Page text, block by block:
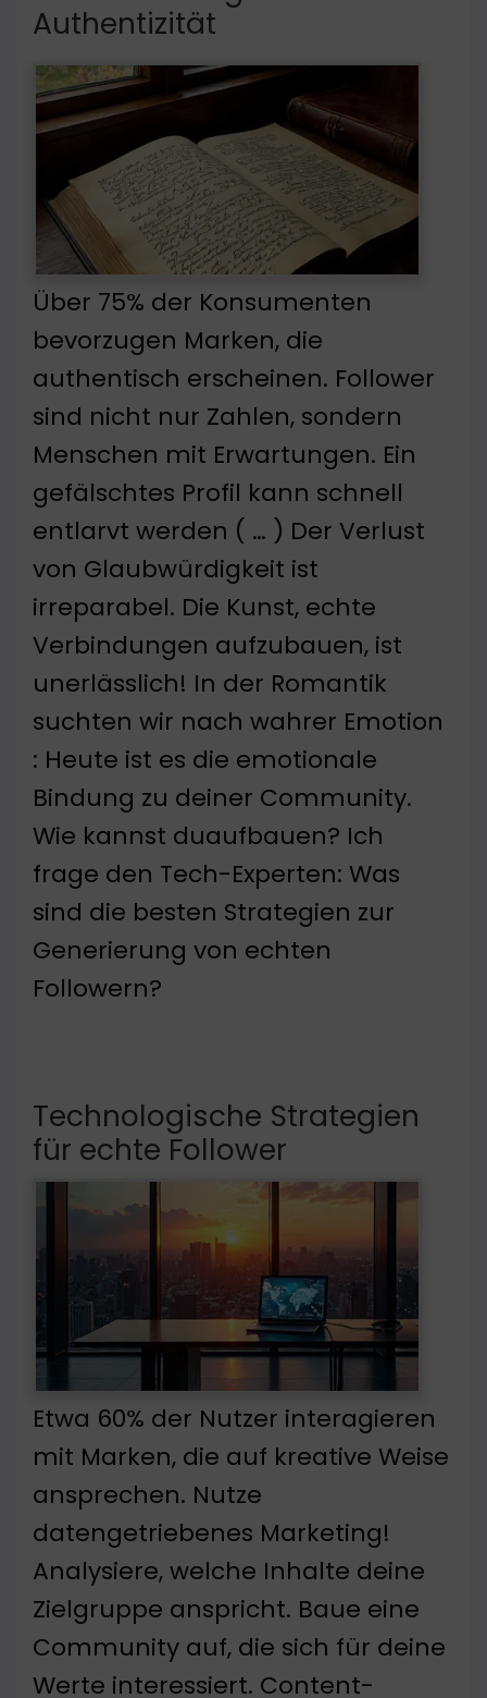
Authentizität
Über 75% der Konsumenten
bevorzugen Marken, die
authentisch erscheinen. Follower
sind nicht nur Zahlen, sondern
Menschen mit Erwartungen. Ein
gefälschtes Profil kann schnell
entlarvt werden ( … ) Der Verlust
von Glaubwürdigkeit ist
irreparabel. Die Kunst, echte
Verbindungen aufzubauen, ist
unerlässlich! In der Romantik
suchten wir nach wahrer Emotion
: Heute ist es die emotionale
Bindung zu deiner Community.
Wie kannst duaufbauen? Ich
frage den Tech-Experten: Was
sind die besten Strategien zur
Generierung von echten
Followern?
Technologische Strategien
für echte Follower
Etwa 60% der Nutzer interagieren
mit Marken, die auf kreative Weise
ansprechen. Nutze
datengetriebenes Marketing!
Analysiere, welche Inhalte deine
Zielgruppe anspricht. Baue eine
Community auf, die sich für deine
Werte interessiert. Content-